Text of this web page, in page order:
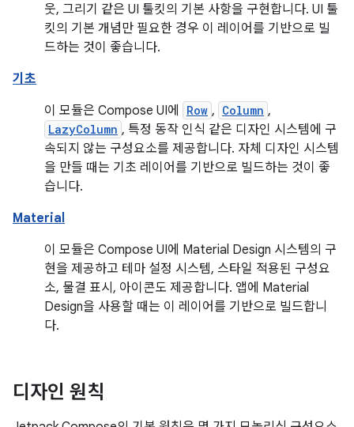
웃, 그리기 같은 UI 툴킷의 기본 사항을 구현합니다. UI 툴
킷의 기본 개념만 필요한 경우 이 레이어를 기반으로 빌
드하는 것이 좋습니다.
기초
이 모듈은 Compose UI에
Row , Column ,
LazyColumn , 특정 동작 인식 같은 디자인 시스템에 구
속되지 않는 구성요소를 제공합니다. 자체 디자인 시스템
을 만들 때는 기초 레이어를 기반으로 빌드하는 것이 좋
습니다.
Material
이 모듈은 Compose UI에 Material Design 시스템의 구
현을 제공하고 테마 설정 시스템, 스타일 적용된 구성요
소, 물결 표시, 아이콘도 제공합니다. 앱에 Material
Design을 사용할 때는 이 레이어를 기반으로 빌드합니
다.
디자인 원칙